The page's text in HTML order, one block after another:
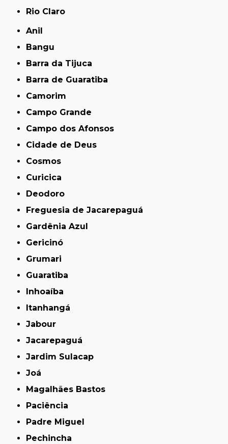
Rio Claro
Anil
Bangu
Barra da Tijuca
Barra de Guaratiba
Camorim
Campo Grande
Campo dos Afonsos
Cidade de Deus
Cosmos
Curicica
Deodoro
Freguesia de Jacarepaguá
Gardênia Azul
Gericinó
Grumari
Guaratiba
Inhoaíba
Itanhangá
Jabour
Jacarepaguá
Jardim Sulacap
Joá
Magalhães Bastos
Paciência
Padre Miguel
Pechincha